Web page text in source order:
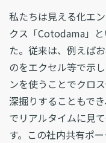
私たちは見える化エ
クス「Cotodama」
た。従来は、例えば
のをエクセル等で示
ンを使うことでクロ
深掘りすることもで
でリアルタイムに見
す。この社内共有ポ